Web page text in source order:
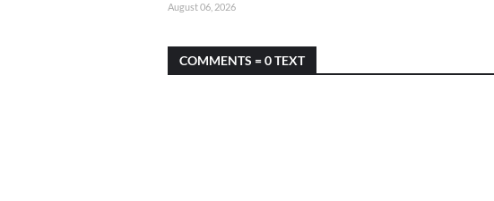
August 06, 2026
COMMENTS = 0 TEXT